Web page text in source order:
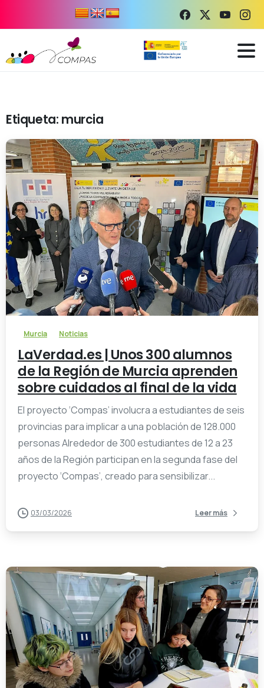
Etiqueta: murcia
-
Murcia Noticias
LaVerdad.es | Unos 300 alumnos
de la Región de Murcia aprenden
sobre cuidados al final de la vida
El proyecto ‘Compas’ involucra a estudiantes de seis
provincias para implicar a una población de 128.000
personas Alrededor de 300 estudiantes de 12 a 23
años de la Región participan en la segunda fase del
proyecto ‘Compas’, creado para sensibilizar...
03/03/2026 Leer más